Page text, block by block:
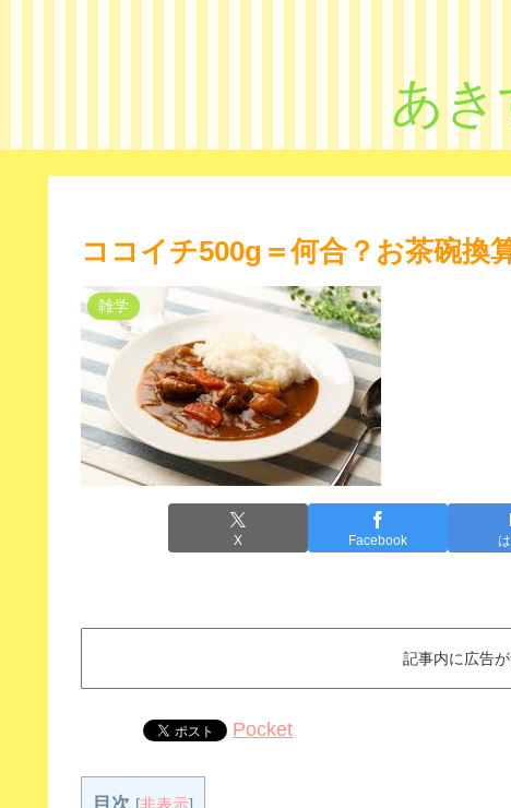
あき
ココイチ500g＝何合？お茶碗換
雑学
X Facebook
記事内に広告が
Pocket
[非表示]